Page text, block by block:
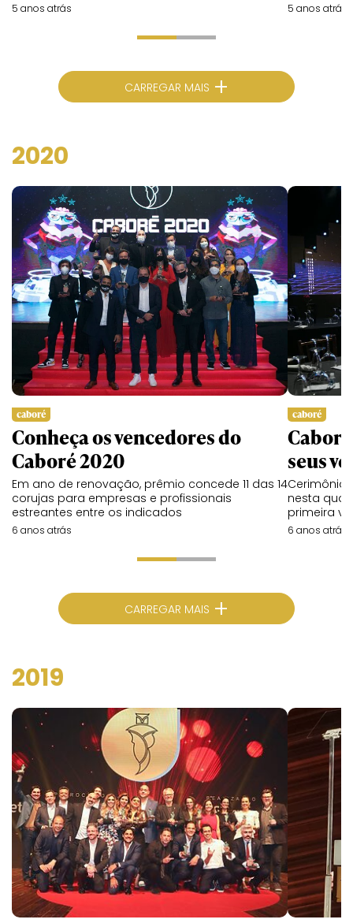
5 anos atrás 5 anos atrás
CARREGAR MAIS +
2020
caboré
Conheça os vencedores do
Caboré 2020
Em ano de renovação, prêmio concede 11 das 14
corujas para empresas e profissionais
estreantes entre os indicados
6 anos atrás
caboré
seus
Cerimônia
nesta
primeira
6 anos atrás
CARREGAR MAIS +
2019